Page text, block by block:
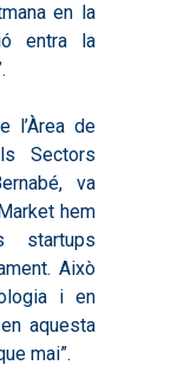
en la
entra la
l’Àrea de
Sectors
va
hem
startups
Això
i en
aquesta
mai”.